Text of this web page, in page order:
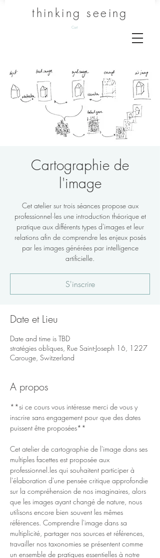
thinking seeing
Cart
Cartographie de
l'image
Cet atelier sur trois séances propose aux
professionnel·les une introduction théorique et
pratique aux différents types d'images et leur
relations afin de comprendre les enjeux posés
par les images générées par intelligence
artificielle.
S'inscrire
Date et Lieu
Date and time is TBD
stratégies obliques, Rue Saint-Joseph 16, 1227
Carouge, Switzerland
A propos
**si ce cours vous intéresse merci de vous y
inscrire sans engagement pour que des dates
puissent être proposées**
Cet atelier de cartographie de l'image dans ses
multiples facettes est proposée aux
professionnel.les qui souhaitent participer à
l'élaboration d'une pensée critique approfondie
sur la compréhension de nos imaginaires, alors
que les images ayant changé de nature, nous
utilisons encore bien souvent les mêmes
références. Comprendre l'image dans sa
multiplicité, partager nos sources et références,
travailler nos taxonomies se présentent comme
un ensemble de pratiques essentielles à notre